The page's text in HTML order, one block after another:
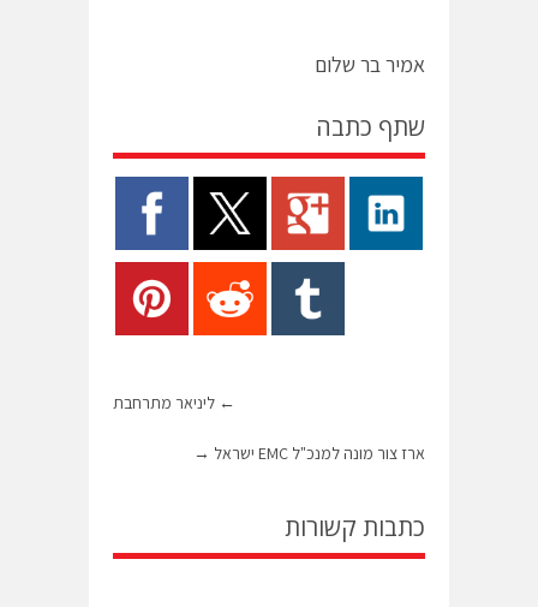
אמיר בר שלום
שתף כתבה
← ליניאר מתרחבת
ארז צור מונה למנכ"ל EMC ישראל →
כתבות קשורות